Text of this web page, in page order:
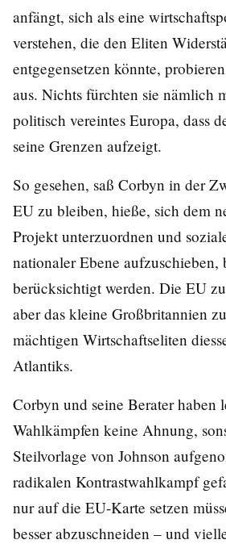
anfängt, sich als eine
verstehen, die den Eliten
entgegensetzen könnte,
aus. Nichts fürchten sie nämlich
politisch vereintes Europa, dass
seine Grenzen aufzeigt.
So gesehen, saß Corbyn in der
EU zu bleiben, hieße, sich dem
Projekt unterzuordnen und
nationaler Ebene aufzuschieben,
berücksichtigt werden. Die EU
aber das kleine Großbritannien
mächtigen Wirtschaftseliten
Atlantiks.
Corbyn und seine Berater haben
Wahlkämpfen keine Ahnung,
Steilvorlage von Johnson
radikalen Kontrastwahlkampf
nur auf die EU-Karte setzen
besser abzuschneiden – und